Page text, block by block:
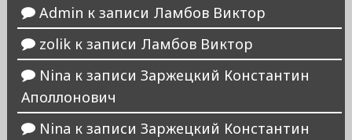
Admin к записи Ламбов Виктор
zolikк записи Ламбов Виктор
Nina к записи Заржецкий Константин
Аполлонович
Nina к записи Заржецкий Константин